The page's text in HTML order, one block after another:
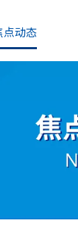
点动态